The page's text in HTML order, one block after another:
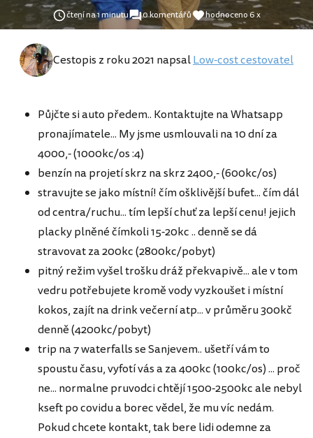
čtení na 1 minutu 0 komentářů hodnoceno 6 x
Cestopis z roku 2021 napsalLow-cost cestovatel
Půjčte si auto předem.. Kontaktujte na Whatsapp
pronajímatele... My jsme usmlouvali na 10 dní za
4000,- (1000kc/os :4)
benzín na projetí skrz na skrz 2400,- (600kc/os)
stravujte se jako místní! čím ošklivější bufet... čím dál
od centra/ruchu... tím lepší chuť za lepší cenu! jejich
placky plněné čímkoli 15-20kc .. denně se dá
stravovat za 200kc (2800kc/pobyt)
pitný režim vyšel trošku dráž překvapivě... ale v tom
vedru potřebujete kromě vody vyzkoušet i místní
kokos, zajít na drink večerní atp... v průměru 300kč
denně (4200kc/pobyt)
trip na 7 waterfalls se Sanjevem.. ušetří vám to
spoustu času, vyfotí vás a za 400kc (100kc/os) ... proč
ne... normalne pruvodci chtějí 1500-2500kc ale nebyl
kseft po covidu a borec vědel, že mu víc nedám.
Pokud chcete kontakt, tak bere lidi odemne za